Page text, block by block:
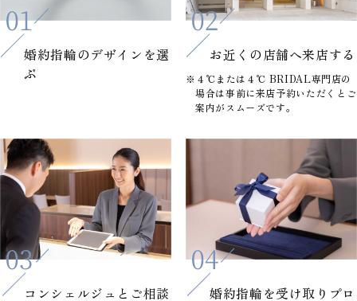
婚約指輪のデザインを選
ぶ
お近くの店舗へ来店する
※４℃または４℃ BRIDAL専門店の
場合は事前に来店予約いただくとご
案内がスムーズです。
コンシェルジュと ご相談 婚約指輪を受け取りプロ